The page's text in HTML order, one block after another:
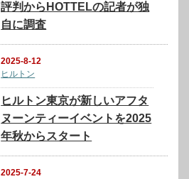
評判からHOTTELの記者が独
自に調査
2025-8-12
ヒルトン
ヒルトン東京が新しいアフタ
ヌーンティーイベントを2025
年秋からスタート
2025-7-24